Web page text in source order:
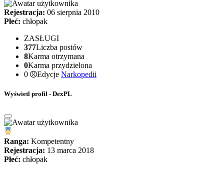
Rejestracja: 06 sierpnia 2010
Płeć: chłopak
ZASŁUGI
377Liczba postów
8Karma otrzymana
0Karma przydzielona
0
Edycje Narkopedii
Wyświetl profil - DexPL
Ranga: Kompetentny
Rejestracja: 13 marca 2018
Płeć: chłopak